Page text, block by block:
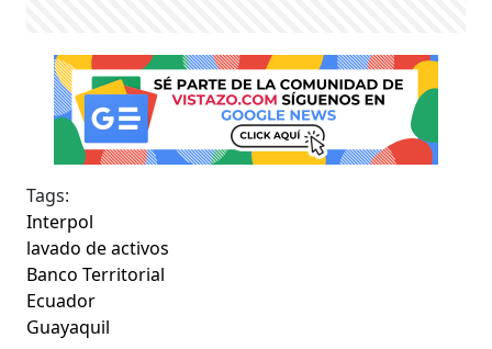
Tags:
Interpol
lavado de activos
Banco Territorial
Ecuador
Guayaquil